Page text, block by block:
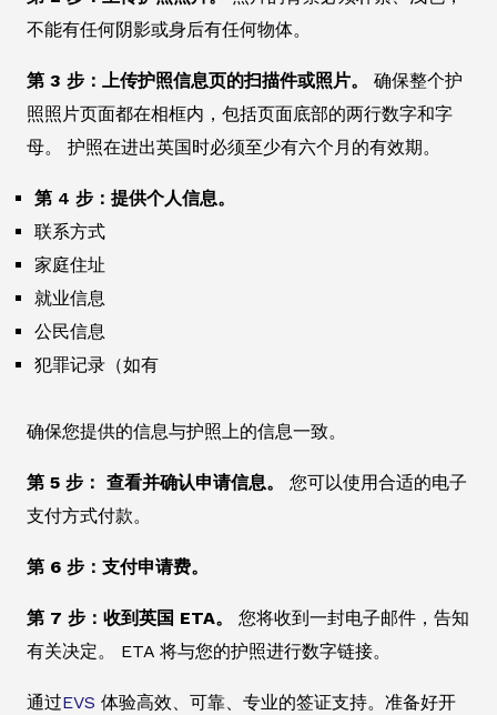
不能有任何阴影或身后有任何物体。
第 3 步：上传护照信息页的扫描件或照片。 确保整个护
照照片页面都在相框内，包括页面底部的两行数字和字
母。 护照在进出英国时必须至少有六个月的有效期。
第 4 步：提供个人信息。
联系方式
家庭住址
就业信息
公民信息
犯罪记录（如有
确保您提供的信息与护照上的信息一致。
第 5 步： 查看并确认申请信息。
您可以使用合适的电子
支付方式付款。
第 6 步：支付申请费。
第 7 步：收到英国 ETA。 您将收到一封电子邮件，告知
有关决定。 ETA 将与您的护照进行数字链接。
通过EVS 体验高效、可靠、专业的签证支持。准备好开